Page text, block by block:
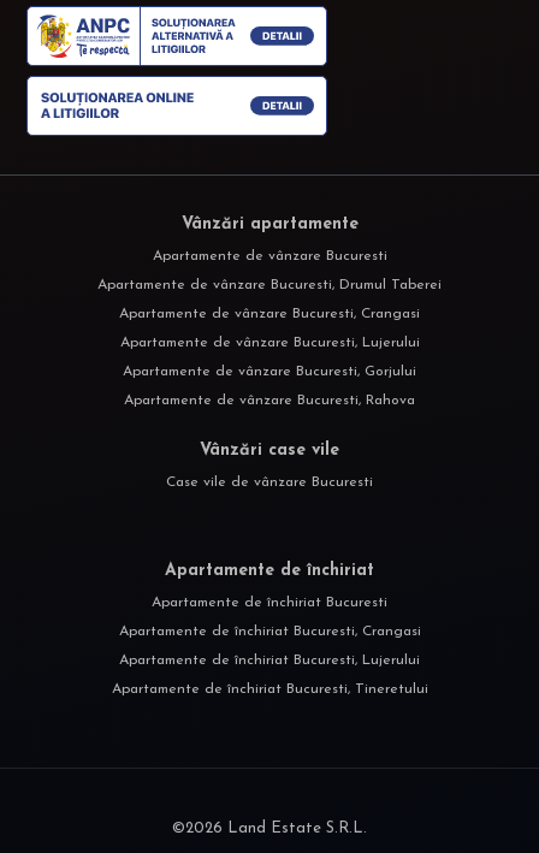
Vânzări apartamente
Apartamente de vânzare Bucuresti
Apartamente de vânzare Bucuresti, Drumul Taberei
Apartamente de vânzare Bucuresti, Crangasi
Apartamente de vânzare Bucuresti, Lujerului
Apartamente de vânzare Bucuresti, Gorjului
Apartamente de vânzare Bucuresti, Rahova
Vânzări case vile
Case vile de vânzare Bucuresti
Apartamente de închiriat
Apartamente de închiriat Bucuresti
Apartamente de închiriat Bucuresti, Crangasi
Apartamente de închiriat Bucuresti, Lujerului
Apartamente de închiriat Bucuresti, Tineretului
©2026 Land Estate S.R.L.